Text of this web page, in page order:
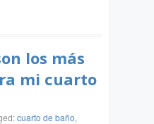
los más
mi cuarto
cuarto de baño,